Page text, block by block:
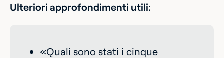
Ulteriori approfondimenti utili:
«Quali sono stati i cinque